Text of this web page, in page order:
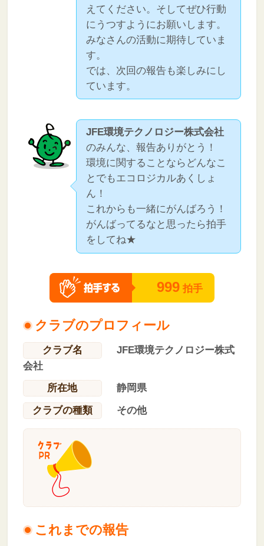
えてください。そしてぜひ行動
にうつすようにお願いします。
みなさんの活動に期待していま
す。
では、次回の報告も楽しみにし
ています。
JFE環境テクノロジー株式会社
のみんな、報告ありがとう！
環境に関することならどんなこ
とでもエコロジカルあくしょ
ん！
これからも一緒にがんばろう！
がんばってるなと思ったら拍手
をしてね★
999 拍手
クラブのプロフィール
クラブ名
JFE環境テクノロジー株式
会社
所在地
静岡県
クラブの種類
その他
これまでの報告